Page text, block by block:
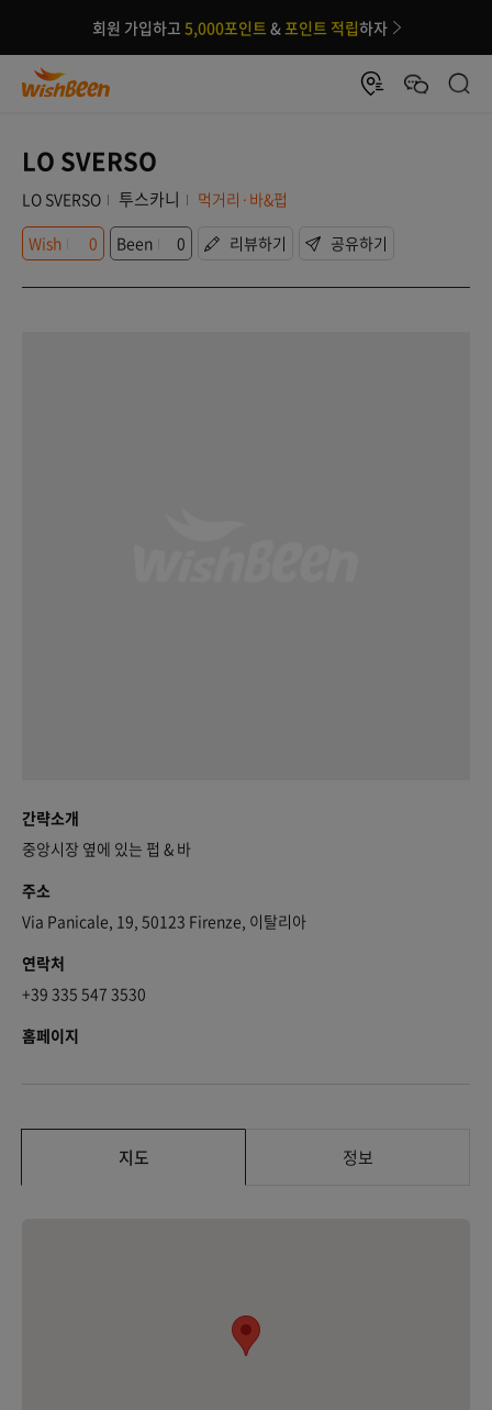
회원 가입하고 5,000포인트 &포인트 적립하자
LO SVERSO
LO SVERSO 투스카니
먹거리·바&펍
Wish
0 Been 0 리뷰하기 공유하기
간략소개
중앙시장 옆에 있는 펍 & 바
주소
Via Panicale, 19, 50123 Firenze, 이탈리아
연락처
+39 335 547 3530
홈페이지
지도 정보